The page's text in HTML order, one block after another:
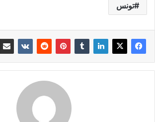
تونس